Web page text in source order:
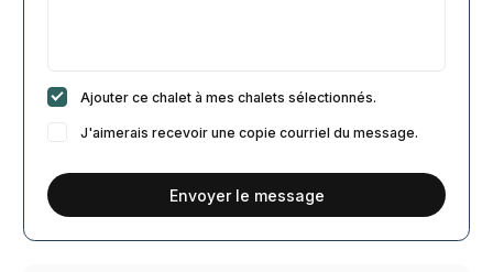
Ajouter ce chalet à mes chalets sélectionnés.
J'aimerais recevoir une copie courriel du message.
Envoyer le message